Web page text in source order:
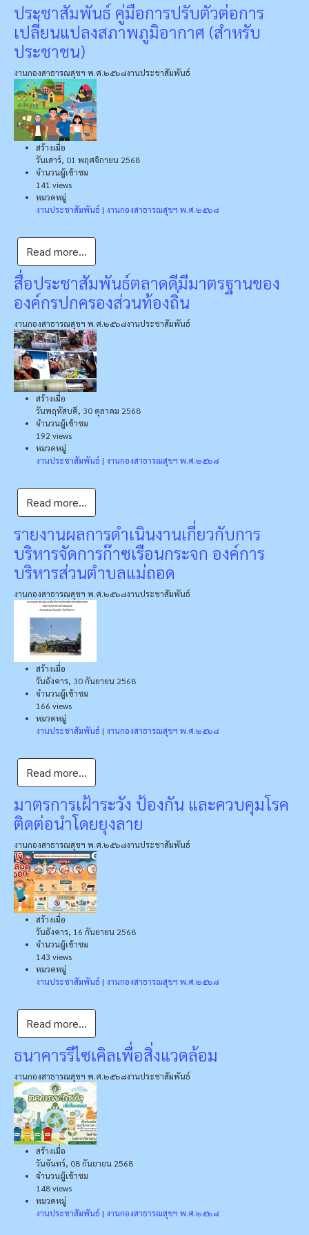
ประชาสัมพันธ์ คู่มือการปรับตัวต่อการ
เปลี่ยนแปลงสภาพภูมิอากาศ (สำหรับ
ประชาชน)
งานกองสาธารณสุขฯ พ.ศ.๒๕๖๘งานประชาสัมพันธ์
สร้างเมื่อ
วันเสาร์, 01 พฤศจิกายน 2568
จำนวนผู้เข้าชม
141 views
หมวดหมู่
งานประชาสัมพันธ์ | งานกองสาธารณสุขฯ พ.ศ.๒๕๖๘
Read more...
สื่อประชาสัมพันธ์ตลาดดีมีมาตรฐานของ
องค์กรปกครองส่วนท้องถิ่น
งานกองสาธารณสุขฯ พ.ศ.๒๕๖๘งานประชาสัมพันธ์
สร้างเมื่อ
วันพฤหัสบดี, 30 ตุลาคม 2568
จำนวนผู้เข้าชม
192 views
หมวดหมู่
งานประชาสัมพันธ์ | งานกองสาธารณสุขฯ พ.ศ.๒๕๖๘
Read more...
รายงานผลการดำเนินงานเกี่ยวกับการ
บริหารจัดการก๊าซเรือนกระจก องค์การ
บริหารส่วนตำบลแม่ถอด
งานกองสาธารณสุขฯ พ.ศ.๒๕๖๘งานประชาสัมพันธ์
สร้างเมื่อ
วันอังคาร, 30 กันยายน 2568
จำนวนผู้เข้าชม
166 views
หมวดหมู่
งานประชาสัมพันธ์ | งานกองสาธารณสุขฯ พ.ศ.๒๕๖๘
Read more...
มาตรการเฝ้าระวัง ป้องกัน และควบคุมโรค
ติดต่อนำโดยยุงลาย
งานกองสาธารณสุขฯ พ.ศ.๒๕๖๘งานประชาสัมพันธ์
สร้างเมื่อ
วันอังคาร, 16 กันยายน 2568
จำนวนผู้เข้าชม
143 views
หมวดหมู่
งานประชาสัมพันธ์ | งานกองสาธารณสุขฯ พ.ศ.๒๕๖๘
Read more...
ธนาคารรีไซเคิลเพื่อสิ่งแวดล้อม
งานกองสาธารณสุขฯ พ.ศ.๒๕๖๘งานประชาสัมพันธ์
สร้างเมื่อ
วันจันทร์, 08 กันยายน 2568
จำนวนผู้เข้าชม
148 views
หมวดหมู่
งานประชาสัมพันธ์ | งานกองสาธารณสุขฯ พ.ศ.๒๕๖๘